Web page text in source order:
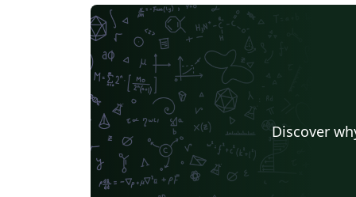
Discover